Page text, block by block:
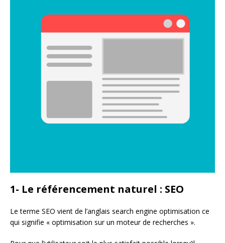
1- Le référencement naturel : SEO
Le terme SEO vient de l’anglais search engine optimisation ce
qui signifie « optimisation sur un moteur de recherches ».